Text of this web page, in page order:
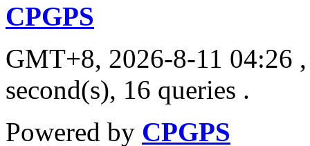
CPGPS
GMT+8, 2026-8-11 04:26
second(s), 16 queries .
Powered by CPGPS